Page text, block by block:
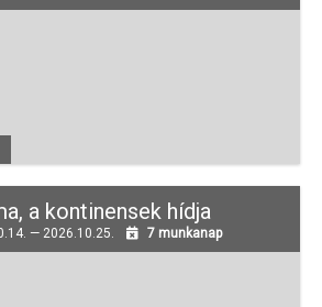
a kontinensek hídja
— 2026.10.25. 7 munkanap